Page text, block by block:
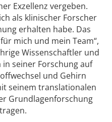
Exzellenz vergeben.
als klinischer Forscher
erhalten habe. Das
mich und mein Team“,
Wissenschaftler und
seiner Forschung auf
und Gehirn
seinem translationalen
Grundlagenforschung